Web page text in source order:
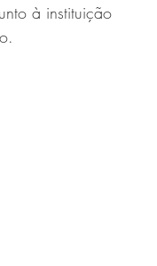
à instituição